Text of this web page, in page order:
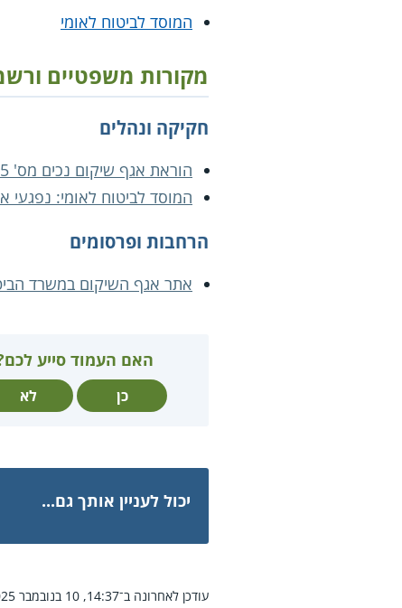
המוסד לביטוח לאומי
מקורות משפטיים
חקיקה ונהלים
הוראת אגף שיקום נכים מס' 50.05
המוסד לביטוח לאומי: נפגעי
הרחבות ופרסומים
אתר אגף השיקום במשרד
האם העמוד סייע
כן לא
יכול לעניין אותך גם...
עודכן לאחרונה ב־14:37, 10 בנובמבר 2025.